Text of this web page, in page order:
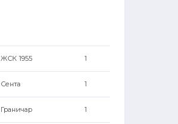
ЖСК 1955 1
Сента 1
Граничар 1